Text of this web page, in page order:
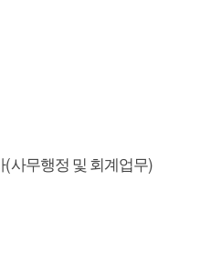
(사무행정 및 회계업무)